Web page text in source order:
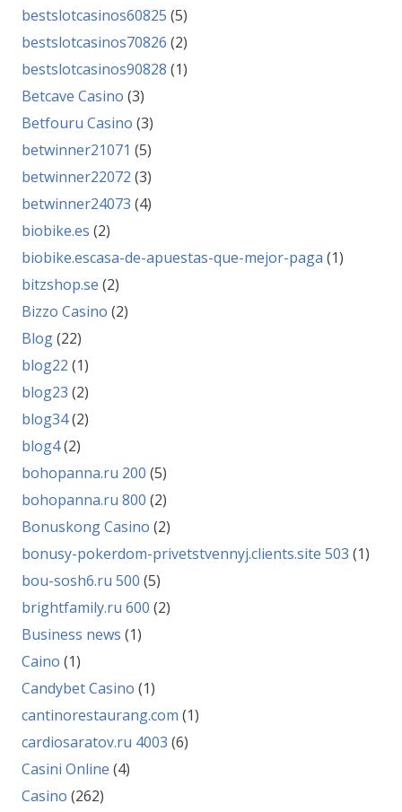
bestslotcasinos60825 (5)
bestslotcasinos70826 (2)
bestslotcasinos90828 (1)
Betcave Casino (3)
Betfouru Casino (3)
betwinner21071 (5)
betwinner22072 (3)
betwinner24073 (4)
biobike.es (2)
biobike.escasa-de-apuestas-que-mejor-paga (1)
bitzshop.se (2)
Bizzo Casino (2)
Blog(22)
blog22 (1)
blog23 (2)
blog34(2)
blog4(2)
bohopanna.ru 200 (5)
bohopanna.ru 800 (2)
Bonuskong Casino (2)
bonusy-pokerdom-privetstvennyj.clients.site 503 (1)
bou-sosh6.ru 500 (5)
brightfamily.ru 600 (2)
Business news (1)
Caino (1)
Candybet Casino (1)
cantinorestaurang.com (1)
cardiosaratov.ru 4003 (6)
Casini Online (4)
Casino (262)